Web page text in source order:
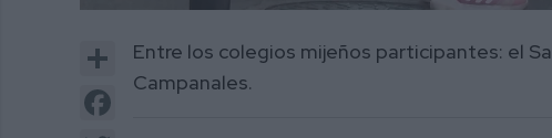
1
minute,
48
seconds
Share
Facebook
Entre los colegios mijeños participantes: el
Campanales.